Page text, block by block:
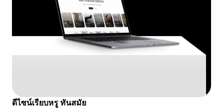
ดีไซน์เรียบหรู ทันสมัย